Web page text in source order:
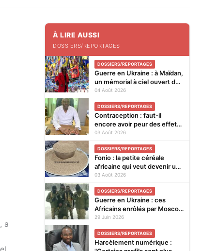
a
À LIRE AUSSI
DOSSIERS/REPORTAGES
DOSSIERS/REPORTAGES
Guerre en Ukraine : à Maïdan,
un mémorial à ciel ouvert des
soldats tombés au front
04 Août 2026
DOSSIERS/REPORTAGES
Contraception : faut-il
encore avoir peur des effets
secondaires ? (REPORTAGE)
03 Août 2026
DOSSIERS/REPORTAGES
Fonio : la petite céréale
africaine qui veut devenir une
star (MAGAZINE)
03 Août 2026
DOSSIERS/REPORTAGES
Guerre en Ukraine : ces
Africains enrôlés par Moscou
pour le front (REPORTAGE)
29 Juin 2026
DOSSIERS/REPORTAGES
Harcèlement numérique :